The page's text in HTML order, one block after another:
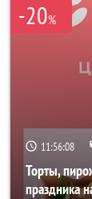
-20%
11:56:06
Торты,
праздника